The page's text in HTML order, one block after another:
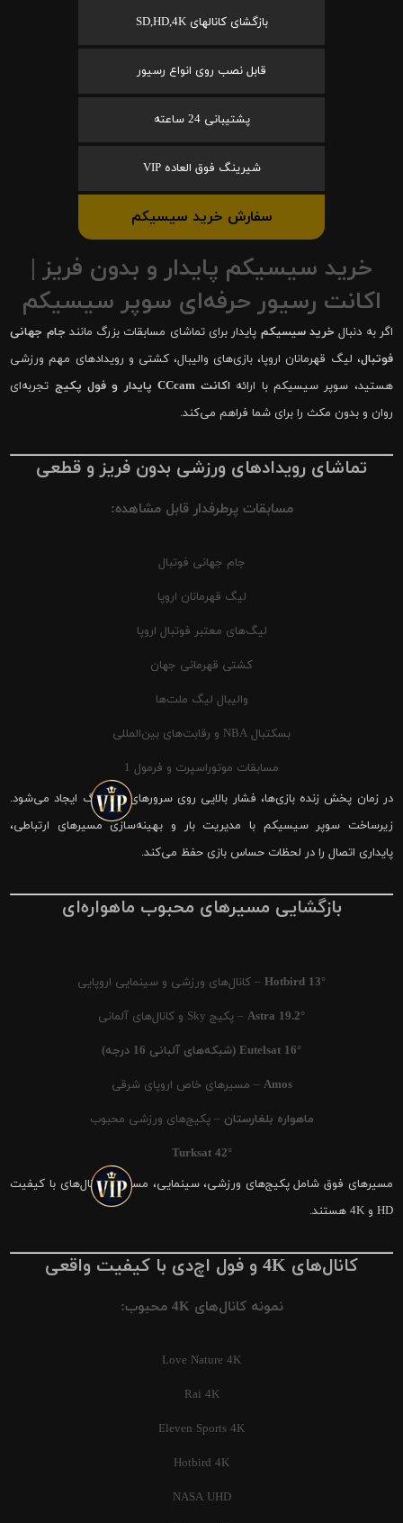
بازگشای کانالهای SD,HD,4K
قابل نصب روی انواع رسیور
پشتیبانی 24 ساعته
شیرینگ فوق العاده VIP
سفارش خرید سیسیکم
خرید سیسیکم پایدار و بدون فریز |
اکانت رسیور حرفه‌ای سوپر سیسیکم
اگر به دنبال خرید سیسیکم پایدار برای تماشای مسابقات بزرگ مانند جام جهانی
فوتبال، لیگ قهرمانان اروپا، بازی‌های والیبال، کشتی و رویدادهای مهم ورزشی
هستید، سوپر سیسیکم با ارائه اکانت CCcam پایدار و فول پکیج
تجربه‌ای
روان و بدون مکث را برای شما فراهم می‌کند.
تماشای رویدادهای ورزشی بدون فریز و قطعی
مسابقات پرطرفدار قابل مشاهده:
جام جهانی فوتبال
لیگ قهرمانان اروپا
لیگ‌های معتبر فوتبال اروپا
کشتی قهرمانی جهان
والیبال لیگ ملت‌ها
بسکتبال NBA و رقابت‌های بین‌المللی
مسابقات موتوراسپرت و فرمول 1
در زمان پخش زنده بازی‌ها، فشار بالایی روی سرورهای شیرینگ ایجاد می‌شود.
زیرساخت سوپر سیسیکم با مدیریت بار و بهینه‌سازی مسیرهای ارتباطی،
پایداری اتصال را در لحظات حساس بازی حفظ می‌کند.
بازگشایی مسیرهای محبوب ماهواره‌ای
Hotbird 13° – کانال‌های ورزشی و سینمایی اروپایی
Astra 19.2° – پکیج Sky و کانال‌های آلمانی
Eutelsat 16° (شبکه‌های آلبانی 16 درجه)
Amos – مسیرهای خاص اروپای شرقی
ماهواره بلغارستان – پکیج‌های ورزشی محبوب
Turksat 42°
مسیرهای فوق شامل پکیج‌های ورزشی، سینمایی، مستند و کانال‌های با کیفیت
HD و 4K هستند.
کانال‌های 4K و فول اچ‌دی با کیفیت واقعی
نمونه کانال‌های 4K محبوب:
Love Nature 4K
Rai 4K
Eleven Sports 4K
Hotbird 4K
NASA UHD